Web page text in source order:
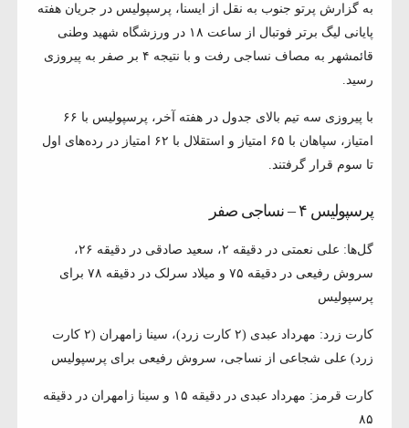
به گزارش پرتو جنوب به نقل از ایسنا، پرسپولیس در جریان هفته
پایانی لیگ برتر فوتبال از ساعت ۱۸ در ورزشگاه شهید وطنی
قائمشهر به مصاف نساجی رفت و با نتیجه ۴ بر صفر به پیروزی
رسید.
با پیروزی سه تیم بالای جدول در هفته آخر، پرسپولیس با ۶۶
امتیاز، سپاهان با ۶۵ امتیاز و استقلال با ۶۲ امتیاز در رده‌های اول
تا سوم قرار گرفتند.
پرسپولیس ۴ – نساجی صفر
گل‌ها: علی نعمتی در دقیقه ۲، سعید صادقی در دقیقه ۲۶،
سروش رفیعی در دقیقه ۷۵ و میلاد سرلک در دقیقه ۷۸ برای
پرسپولیس
کارت زرد: مهرداد عبدی (۲ کارت زرد)، سینا زامهران (۲ کارت
زرد) علی شجاعی از نساجی، سروش رفیعی برای پرسپولیس
کارت قرمز: مهرداد عبدی در دقیقه ۱۵ و سینا زامهران در دقیقه
۸۵